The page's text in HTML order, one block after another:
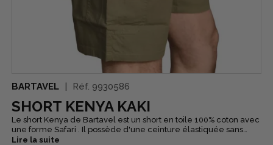
BARTAVEL Réf. 9930586
SHORT KENYA KAKI
Le short Kenya de Bartavel est un short en toile 100% coton avec
une forme Safari . Il possède d'une ceinture élastiquée sans
braguette et de nombreuses poches : 2 poches côté, 2 poches
Lire la suite